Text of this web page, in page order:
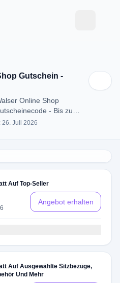
Gutschein -
Online Shop
- Bis zu
2026
26. Juli 2026
Auf Top-Seller
Angebot erhalten
Auf Ausgewählte Sitzbezüge,
Und Mehr